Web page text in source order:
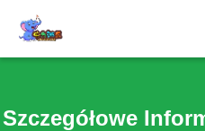
Szczegółowe